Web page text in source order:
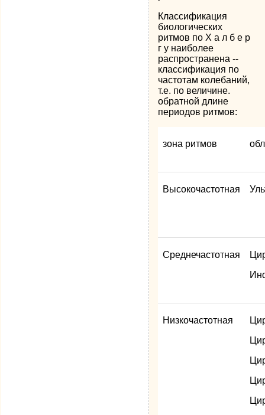
Классификация
биологических
ритмов по Х а л б е р
г у наиболее
распространена --
классификация по
частотам колебаний,
т.е. по величине.
обратной длине
периодов ритмов:
зона ритмов
Высокочастотная
Среднечастотная
Низкочастотная